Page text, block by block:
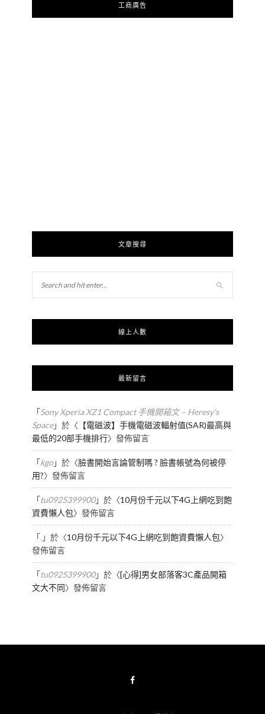
工商廣告
文章搜尋
線上人數
最新留言
「Sony Xperia XZ1 Compact 手機開箱文 – Heresy's
Space」於〈 【電磁波】手機電磁波輻射值(SAR)最高與
最低的20部手機排行〉發佈留言
「kgo」於〈臉書開始言論管制嗎 ? 臉書帳號為何被停
用?〉發佈留言
「tu0925399900」於〈10月份千元以下4G上網吃到飽
資費懶人包〉發佈留言
「.」於〈10月份千元以下4G上網吃到飽資費懶人包〉
發佈留言
「tu0925399900」於〈[心得]男女部落客3C產品開箱
文大不同〉發佈留言